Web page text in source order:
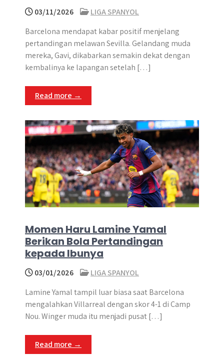
03/11/2026
LIGA SPANYOL
Barcelona mendapat kabar positif menjelang
pertandingan melawan Sevilla. Gelandang muda
mereka, Gavi, dikabarkan semakin dekat dengan
kembalinya ke lapangan setelah […]
Read more →
Momen Haru Lamine Yamal
Berikan Bola Pertandingan
kepada Ibunya
03/01/2026
LIGA SPANYOL
Lamine Yamal tampil luar biasa saat Barcelona
mengalahkan Villarreal dengan skor 4-1 di Camp
Nou. Winger muda itu menjadi pusat […]
Read more →